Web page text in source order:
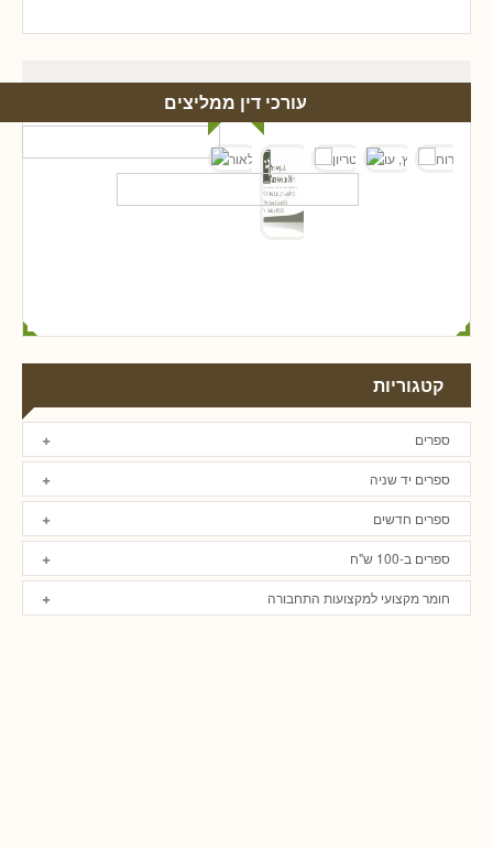
עורכי דין ממליצים
קטגוריות
ספרים
ספרים יד שניה
ספרים חדשים
ספרים ב-100 ש"ח
חומר מקצועי למקצועות התחבורה